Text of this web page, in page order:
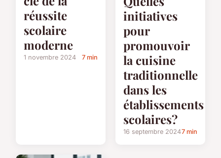
réussite
scolaire
moderne
1 novembre 2024 7 min
initiatives
pour
promouvoir
la cuisine
traditionnelle
dans les
établissements
scolaires?
16 septembre 20247 min